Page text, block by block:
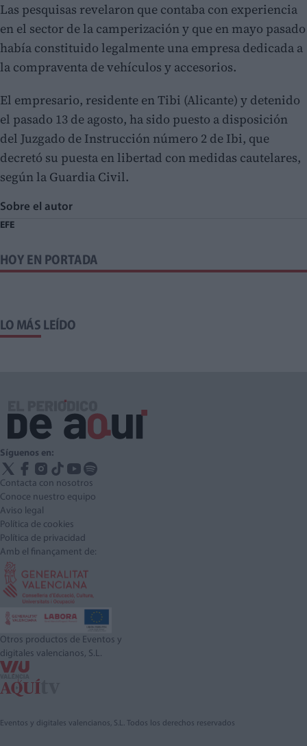
Las pesquisas revelaron que contaba con experiencia
en el sector de la camperización y que en mayo pasado
había constituido legalmente una empresa dedicada a
la compraventa de vehículos y accesorios.
El empresario, residente en Tibi (Alicante) y detenido
el pasado 13 de agosto, ha sido puesto a disposición
del Juzgado de Instrucción número 2 de Ibi, que
decretó su puesta en libertad con medidas cautelares,
según la Guardia Civil.
Sobre el autor
EFE
HOY EN PORTADA
LO MÁS LEÍDO
Síguenos en:
Contacta con nosotros
Conoce nuestro equipo
Aviso legal
Política de cookies
Política de privacidad
Amb el finançament de:
Otros productos de Eventos y
digitales valencianos, S.L.
Eventos y digitales valencianos, S.L. Todos los derechos reservados